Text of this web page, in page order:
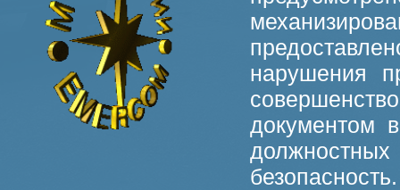
нарушения
документом
безопасность.